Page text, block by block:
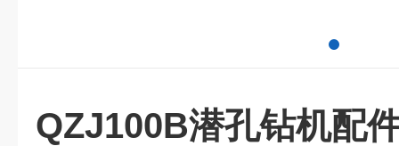
QZJ100B潜孔钻机配